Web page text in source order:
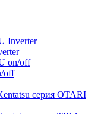
Inverter
on/off
off
серия OTARI